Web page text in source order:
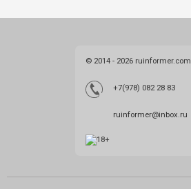
© 2014 - 2026 ruinformer.com
+7(978) 082 28 83
ruinformer@inbox.ru